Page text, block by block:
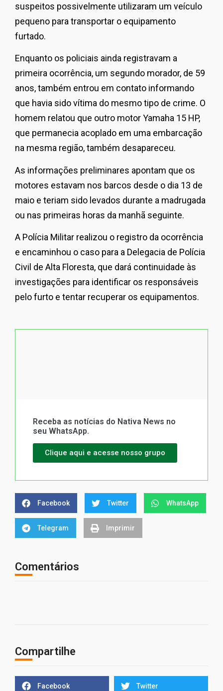
suspeitos possivelmente utilizaram um veículo
pequeno para transportar o equipamento
furtado.
Enquanto os policiais ainda registravam a
primeira ocorrência, um segundo morador, de 59
anos, também entrou em contato informando
que havia sido vítima do mesmo tipo de crime. O
homem relatou que outro motor Yamaha 15 HP,
que permanecia acoplado em uma embarcação
na mesma região, também desapareceu.
As informações preliminares apontam que os
motores estavam nos barcos desde o dia 13 de
maio e teriam sido levados durante a madrugada
ou nas primeiras horas da manhã seguinte.
A Polícia Militar realizou o registro da ocorrência
e encaminhou o caso para a Delegacia de Polícia
Civil de Alta Floresta, que dará continuidade às
investigações para identificar os responsáveis
pelo furto e tentar recuperar os equipamentos.
Receba as notícias do Nativa News no
seu WhatsApp.
Clique aqui e acesse nosso grupo
Facebook Twitter WhatsApp
Telegram Imprimir
Comentários
Compartilhe
Facebook Twitter